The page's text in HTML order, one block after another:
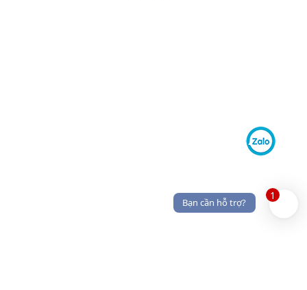
1
Bạn cần hỗ trợ?